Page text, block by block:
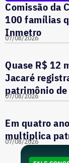
Comissão da
100 famílias
Inmetro
07/08/2026
Quase R$ 12
Jacaré
patrimônio
07/08/2026
Em quatro
multiplica
07/08/2026